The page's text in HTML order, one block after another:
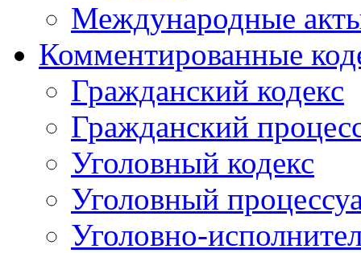
Международные
Комментированные
Гражданский кодекс
Гражданский
Уголовный кодекс
Уголовный
Уголовно-